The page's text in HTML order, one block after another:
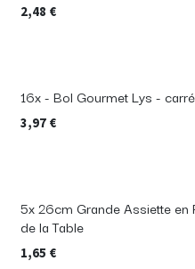
2,48 €
16x - Bol Gourmet Lys -
3,97 €
5x 26cm Grande Assiette en
de la Table
1,65 €